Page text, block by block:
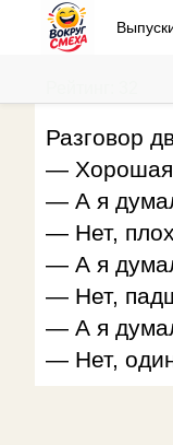
Разговор
— Хорошая
— А я
— Нет,
— А я
— Нет,
— А я
— Нет,